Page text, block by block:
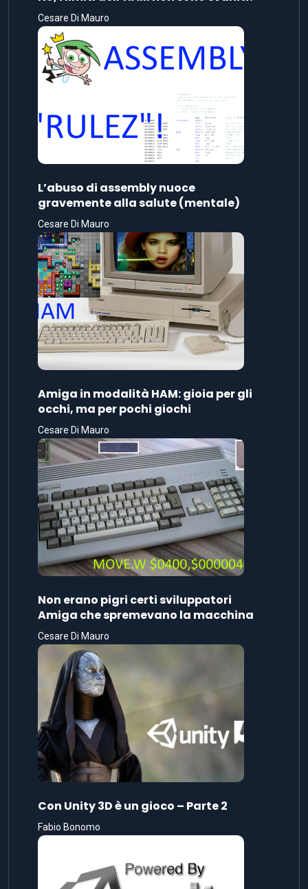
Cesare Di Mauro
L’abuso di assembly nuoce
gravemente alla salute (mentale)
Cesare Di Mauro
Amiga in modalità HAM: gioia per gli
occhi, ma per pochi giochi
Cesare Di Mauro
Non erano pigri certi sviluppatori
Amiga che spremevano la macchina
Cesare Di Mauro
Con Unity 3D è un gioco – Parte 2
Fabio Bonomo